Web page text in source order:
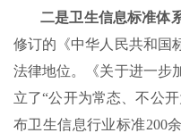
二是卫生信息标准体
修订的《中华人民共和国
法律地位。《关于进一步
立了“公开为常态、不公
布卫生信息行业标准200